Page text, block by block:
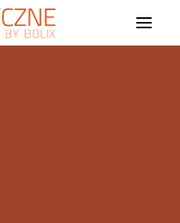
prawa zastrzeżone |